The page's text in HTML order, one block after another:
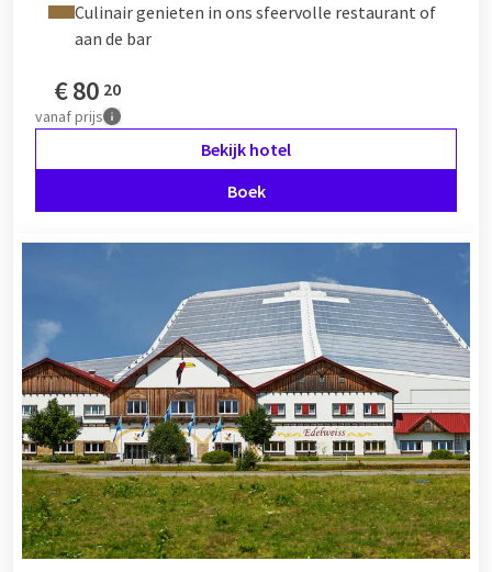
Culinair genieten in ons sfeervolle restaurant of
aan de bar
€80 20
vanafprijs
Bekijk hotel
Boek